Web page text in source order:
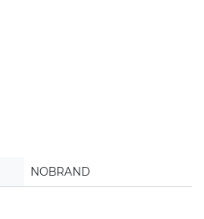
NOBRAND